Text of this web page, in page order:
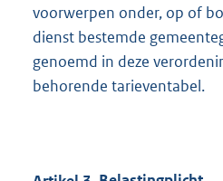
voorwerpen onder, op of
dienst bestemde
genoemd in deze
behorende tarieventabel.